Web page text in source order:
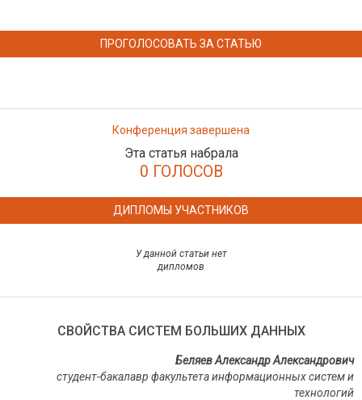
ПРОГОЛОСОВАТЬ ЗА СТАТЬЮ
Конференция завершена
Эта статья набрала
0 ГОЛОСОВ
ДИПЛОМЫ УЧАСТНИКОВ
У данной статьи нет
дипломов
СВОЙСТВА СИСТЕМ БОЛЬШИХ ДАННЫХ
Беляев Александр Александрович
студент-бакалавр факультета информационных систем и
технологий